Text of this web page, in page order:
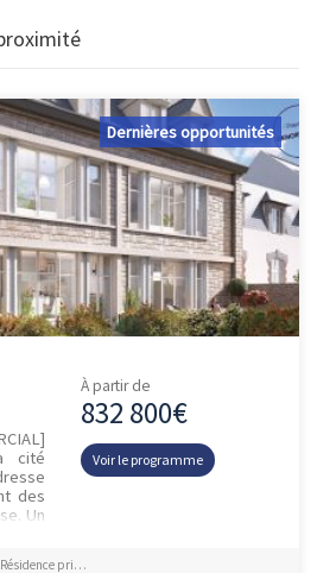
Dernières opportunités
cité
des
Un
À partir de
832 800€
Voir le programme
Résidence principale / PTZ